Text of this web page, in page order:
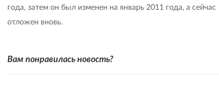
года, затем он был изменен на январь 2011 года, а сейчас
отложен вновь.
Вам понравилась новость?